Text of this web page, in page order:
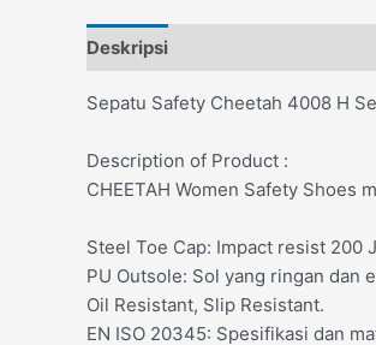
Deskripsi
Sepatu Safety Cheetah 4008 H
Description of Product :
CHEETAH Women Safety Shoes
Steel Toe Cap: Impact resist 200
PU Outsole: Sol yang ringan dan
Oil Resistant, Slip Resistant.
EN ISO 20345: Spesifikasi dan